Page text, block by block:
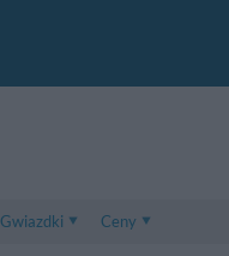
Gwiazdki
Ceny